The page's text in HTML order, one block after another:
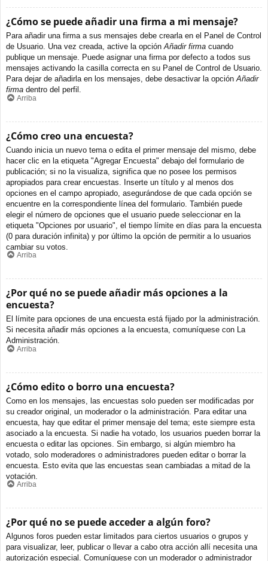
¿Cómo se puede añadir una firma a mi mensaje?
Para añadir una firma a sus mensajes debe crearla en el Panel de Control
de Usuario. Una vez creada, active la opciónAñadir firma cuando
publique un mensaje. Puede asignar una firma por defecto a todos sus
mensajes activando la casilla correcta en su Panel de Control de Usuario.
Para dejar de añadirla en los mensajes, debe desactivar la opciónAñadir
firma dentro del perfil.
Arriba
¿Cómo creo una encuesta?
Cuando inicia un nuevo tema o edita el primer mensaje del mismo, debe
hacer clic en la etiqueta "Agregar Encuesta" debajo del formulario de
publicación; si no la visualiza, significa que no posee los permisos
apropiados para crear encuestas. Inserte un título y al menos dos
opciones en el campo apropiado, asegurándose de que cada opción se
encuentre en la correspondiente línea del formulario. También puede
elegir el número de opciones que el usuario puede seleccionar en la
etiqueta "Opciones por usuario", el tiempo límite en días para la encuesta
(0 para duración infinita) y por último la opción de permitir a lo usuarios
cambiar su votos.
Arriba
¿Por qué no se puede añadir más opciones a la
encuesta?
El límite para opciones de una encuesta está fijado por la administración.
Si necesita añadir más opciones a la encuesta, comuníquese con La
Administración.
Arriba
¿Cómo edito o borro una encuesta?
Como en los mensajes, las encuestas solo pueden ser modificadas por
su creador original, un moderador o la administración. Para editar una
encuesta, hay que editar el primer mensaje del tema; este siempre esta
asociado a la encuesta. Si nadie ha votado, los usuarios pueden borrar la
encuesta o editar las opciones. Sin embargo, si algún miembro ha
votado, solo moderadores o administradores pueden editar o borrar la
encuesta. Esto evita que las encuestas sean cambiadas a mitad de la
votación.
Arriba
¿Por qué no se puede acceder a algún foro?
Algunos foros pueden estar limitados para ciertos usuarios o grupos y
para visualizar, leer, publicar o llevar a cabo otra acción allí necesita una
autorización especial. Comuníquese con un moderador o administrador